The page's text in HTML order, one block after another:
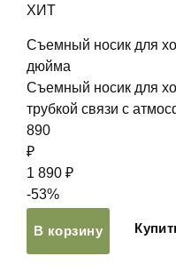
ХИТ
Съемный носик для
дюйма
Съемный носик для
трубкой связи с
890
₽
1 890 ₽
-53%
В корзину